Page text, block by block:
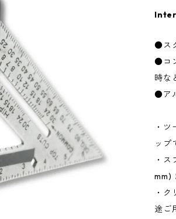
●ス
●コ
時な
●ア
・
ップ
・
mm)
・
途ご